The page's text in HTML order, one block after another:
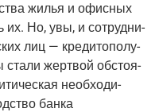
жилья и офис­ных
их. Но, увы, и сотруд­ни­
лиц — кре­ди­то­по­лу­
ста­ли жерт­вой обсто­я­
необ­хо­ди­
бан­ка